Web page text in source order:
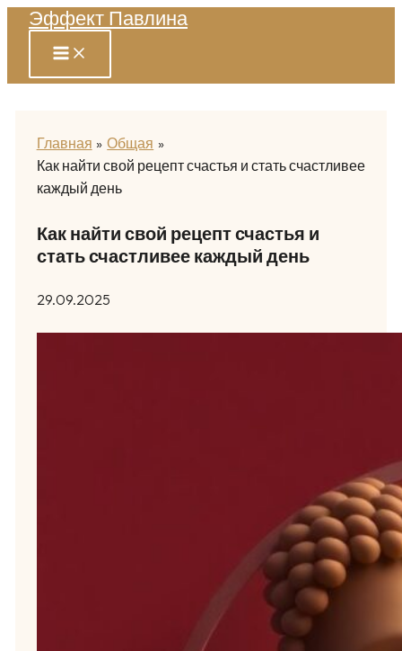
Перейти
содержимому
Эффект Павлина
Главная
Общая
Как найти свой рецепт счастья и стать счастливее
каждый день
Как найти свой рецепт счастья и
стать счастливее каждый день
29.09.2025